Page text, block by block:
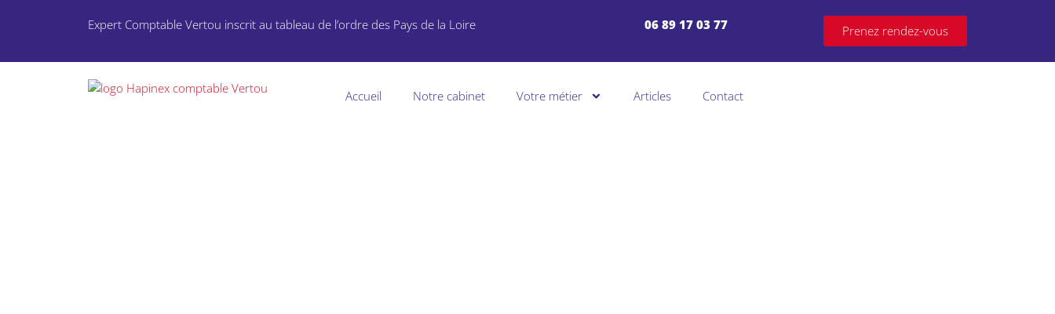
Expert Comptable Vertou inscrit au tableau de l’ordre des Pays de la Loire 06 89 17 03 77 Prenez rendez-vous
Accueil Notre cabinet Votre métier Articles Contact